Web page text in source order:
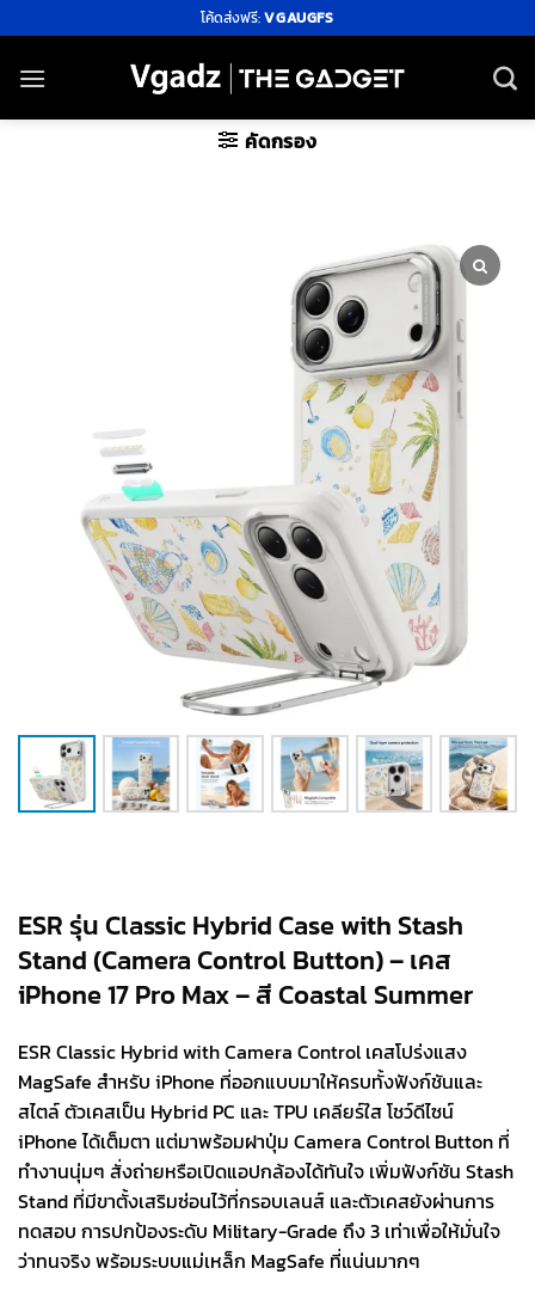
ไป
ยัง
โค้ดส่งฟรี:VGAUGFS
คัดกรอง
ESR รุ่น Classic Hybrid Case with Stash
Stand (Camera Control Button) – เคส
iPhone 17 Pro Max – สี Coastal Summer
ESR Classic Hybrid with Camera Control เคสโปร่งแสง
MagSafe สำหรับ iPhone ที่ออกแบบมาให้ครบทั้งฟังก์ชันและ
สไตล์ ตัวเคสเป็น Hybrid PC และ TPU เคลียร์ใส โชว์ดีไซน์
iPhone ได้เต็มตา แต่มาพร้อมฝาปุ่ม Camera Control Button ที่
ทำงานนุ่มๆ สั่งถ่ายหรือเปิดแอปกล้องได้ทันใจ เพิ่มฟังก์ชัน Stash
Stand ที่มีขาตั้งเสริมซ่อนไว้ที่กรอบเลนส์ และตัวเคสยังผ่านการ
ทดสอบ การปกป้องระดับ Military-Grade ถึง 3 เท่าเพื่อให้มั่นใจ
ว่าทนจริง พร้อมระบบแม่เหล็ก MagSafe ที่แน่นมากๆ